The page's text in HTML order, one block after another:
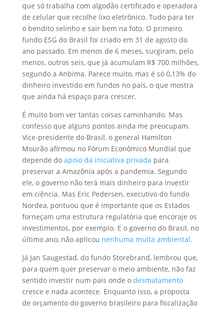
que só trabalha com algodão certificado e operadora
de celular que recolhe lixo eletrônico. Tudo para ter
o bendito selinho e sair bem na foto. O primeiro
fundo ESG do Brasil foi criado em 31 de agosto do
ano passado. Em menos de 6 meses, surgiram, pelo
menos, outros seis, que já acumulam R$ 700 milhões,
segundo a Anbima. Parece muito, mas é só 0,13% do
dinheiro investido em fundos no país, o que mostra
que ainda há espaço para crescer.
É muito bom ver tantas coisas caminhando. Mas
confesso que alguns pontos ainda me preocupam.
Vice-presidente do Brasil, o general Hamilton
Mourão afirmou no Fórum Econômico Mundial que
depende do apoio da iniciativa privada para
preservar a Amazônia após a pandemia. Segundo
ele, o governo não terá mais dinheiro para investir
em ciência. Mas Eric Pedersen, executivo do fundo
Nordea, pontuou que é importante que os Estados
forneçam uma estrutura regulatória que encoraje os
investimentos, por exemplo. E o governo do Brasil, no
último ano, não aplicou nenhuma multa ambiental.
Já Jan Saugestad, do fundo Storebrand, lembrou que,
para quem quer preservar o meio ambiente, não faz
sentido investir num país onde o desmatamento
cresce e nada acontece. Enquanto isso, a proposta
de orçamento do governo brasileiro para fiscalização